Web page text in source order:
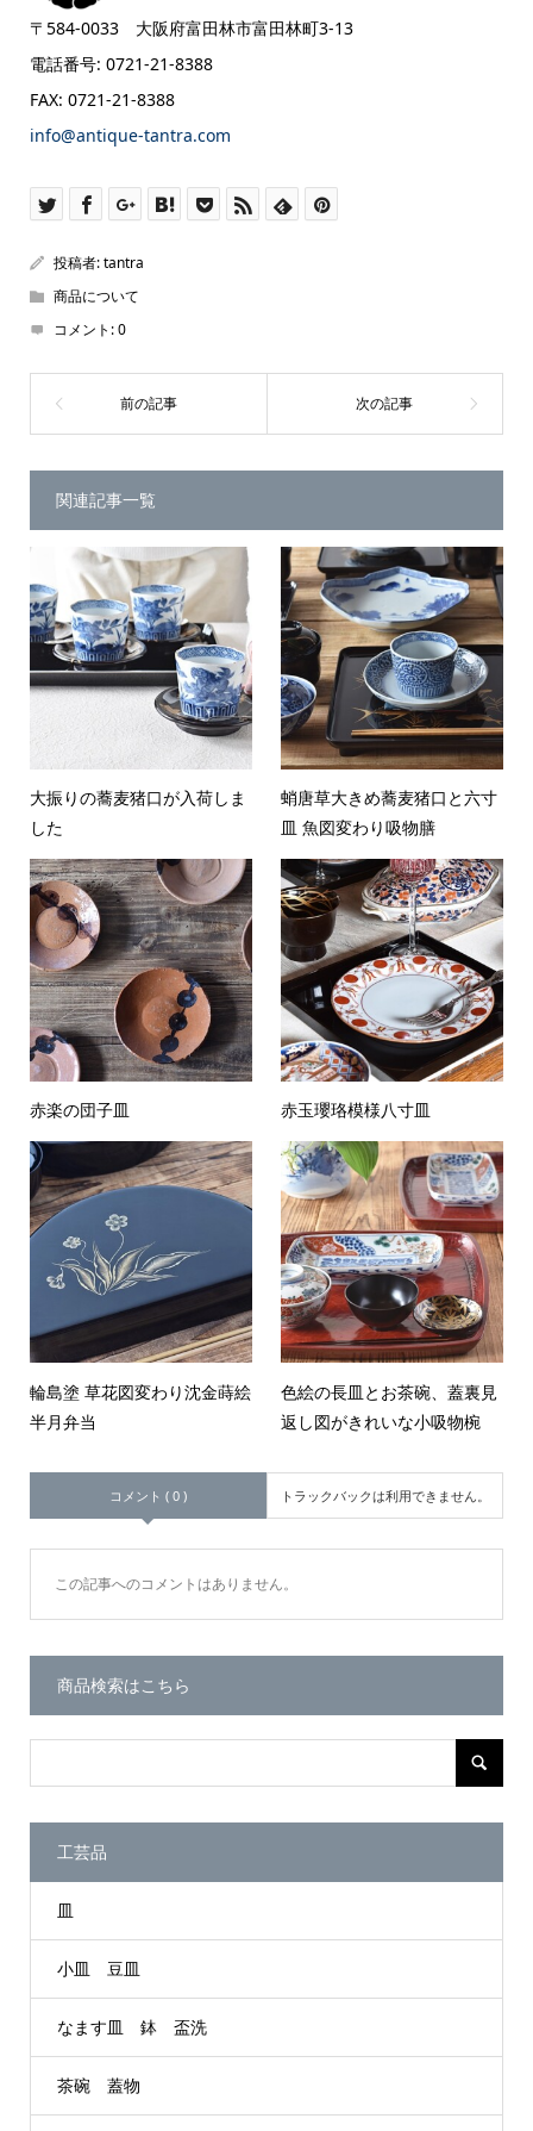
〒584-0033 大阪府富田林市富田林町3-13
電話番号: 0721-21-8388
FAX: 0721-21-8388
info@antique-tantra.com
投稿者:tantra
商品について
コメント:0
関連記事一覧
大振りの蕎麦猪口が入荷しま
した
蛸唐草大きめ蕎麦猪口と六寸
皿 魚図変わり吸物膳
赤楽の団子皿 赤玉瓔珞模様八寸皿
輪島塗 草花図変わり沈金蒔絵
半月弁当
色絵の長皿とお茶碗、蓋裏見
返し図がきれいな小吸物椀
コメント ( 0 ) トラックバックは利用できません。
この記事へのコメントはありません。
商品検索はこちら
工芸品
皿
小皿 豆皿
なます皿 鉢 盃洗
茶碗 蓋物